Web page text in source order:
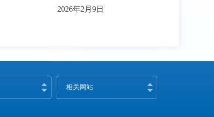
2026年2月9日
相关网站